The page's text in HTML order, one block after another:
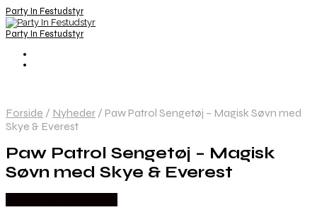
Party In Festudstyr
Party In Festudstyr
Forside / Nyheder / Paw Patrol Sengetøj – Magisk Søvn med
Skye & Everest
Paw Patrol Sengetøj – Magisk
Søvn med Skye & Everest